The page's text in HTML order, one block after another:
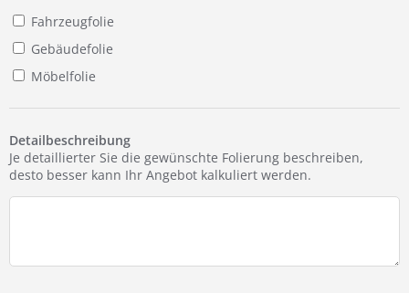
Fahrzeugfolie
Gebäudefolie
Möbelfolie
Detailbeschreibung
Je detaillierter Sie die gewünschte Folierung beschreiben,
desto besser kann Ihr Angebot kalkuliert werden.